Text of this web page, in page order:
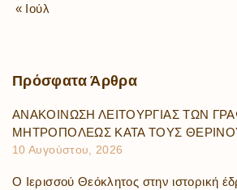
« Ιούλ
Πρόσφατα Άρθρα
ΑΝΑΚΟΙΝΩΣΗ ΛΕΙΤΟΥΡΓΙΑΣ ΤΩΝ
ΜΗΤΡΟΠΟΛΕΩΣ ΚΑΤΑ ΤΟΥΣ
10 Αυγούστου, 2026
Ο Ιερισσού Θεόκλητος στην ιστορική